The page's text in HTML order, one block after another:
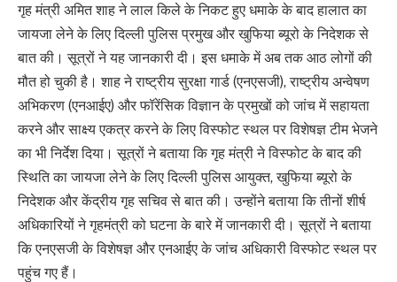
गृह मंत्री अमित शाह ने लाल किले के निकट हुए धमाके के बाद हालात का
जायजा लेने के लिए दिल्ली पुलिस प्रमुख और खुफिया ब्यूरो के निदेशक से
बात की। सूत्रों ने यह जानकारी दी। इस धमाके में अब तक आठ लोगों की
मौत हो चुकी है। शाह ने राष्ट्रीय सुरक्षा गार्ड (एनएसजी), राष्ट्रीय अन्वेषण
अभिकरण (एनआईए) और फॉरेंसिक विज्ञान के प्रमुखों को जांच में सहायता
करने और साक्ष्य एकत्र करने के लिए विस्फोट स्थल पर विशेषज्ञ टीम भेजने
का भी निर्देश दिया। सूत्रों ने बताया कि गृह मंत्री ने विस्फोट के बाद की
स्थिति का जायजा लेने के लिए दिल्ली पुलिस आयुक्त, खुफिया ब्यूरो के
निदेशक और केंद्रीय गृह सचिव से बात की। उन्होंने बताया कि तीनों शीर्ष
अधिकारियों ने गृहमंत्री को घटना के बारे में जानकारी दी। सूत्रों ने बताया
कि एनएसजी के विशेषज्ञ और एनआईए के जांच अधिकारी विस्फोट स्थल पर
पहुंच गए हैं।